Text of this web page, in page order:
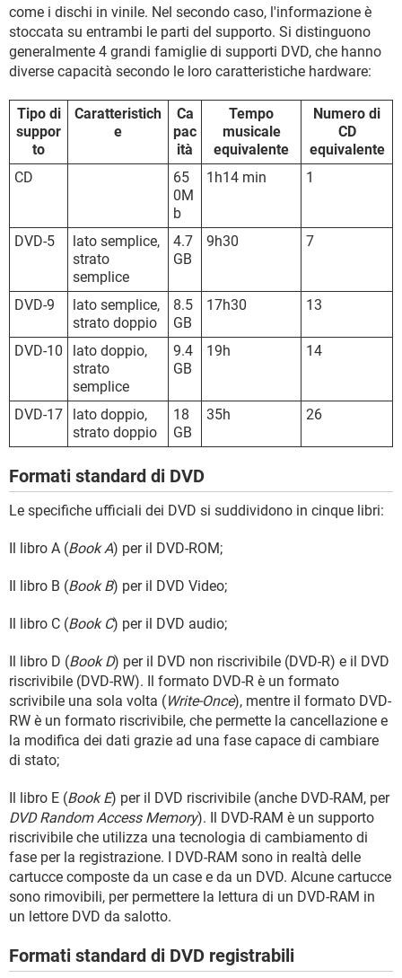
come i dischi in vinile. Nel secondo caso, l'informazione è
stoccata su entrambi le parti del supporto. Si distinguono
generalmente 4 grandi famiglie di supporti DVD, che hanno
diverse capacità secondo le loro caratteristiche hardware:
Tipo di
suppor
to
Caratteristich
e
Ca
pac
ità
Tempo
musicale
equivalente
Numero di
CD
equivalente
CD
65
0M
b
1h14 min 1
DVD-5
lato semplice,
strato
semplice
4.7
GB
9h30 7
DVD-9
lato semplice,
strato doppio
8.5
GB
17h30 13
DVD-10
lato doppio,
strato
semplice
9.4
GB
19h 14
DVD-17
lato doppio,
strato doppio
18
GB
35h 26
Formati standard di DVD
Le specifiche ufficiali dei DVD si suddividono in cinque libri:
Il libro A (Book A) per il DVD-ROM;
Il libro B (Book B) per il DVD Video;
Il libro C (Book C) per il DVD audio;
Il libro D (Book D) per il DVD non riscrivibile (DVD-R) e il DVD
riscrivibile (DVD-RW). Il formato DVD-R è un formato
scrivibile una sola volta (Write-Once), mentre il formato DVD-
RW è un formato riscrivibile, che permette la cancellazione e
la modifica dei dati grazie ad una fase capace di cambiare
di stato;
Il libro E (Book E) per il DVD riscrivibile (anche DVD-RAM, per
DVD Random Access Memory). Il DVD-RAM è un supporto
riscrivibile che utilizza una tecnologia di cambiamento di
fase per la registrazione. I DVD-RAM sono in realtà delle
cartucce composte da un case e da un DVD. Alcune cartucce
sono rimovibili, per permettere la lettura di un DVD-RAM in
un lettore DVD da salotto.
Formati standard di DVD registrabili